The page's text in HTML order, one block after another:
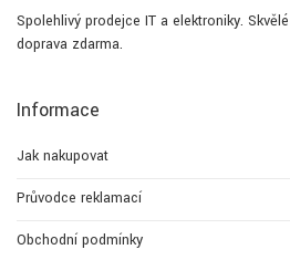
Spolehlivý prodejce IT a elektroniky.
doprava zdarma.
Informace
Jak nakupovat
Průvodce reklamací
Obchodní podmínky